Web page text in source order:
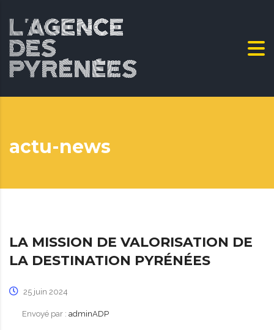
actu-news
LA MISSION DE VALORISATION DE
LA DESTINATION PYRÉNÉES
25 juin 2024
Envoyé par : adminADP